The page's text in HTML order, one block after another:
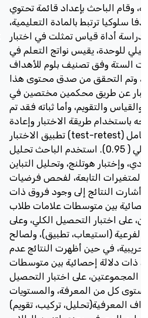
وقام الباحث بإعداد قائمة تحتوي
(64) هدفا سلوكيا ترتبط بالمادة التعليمية،
أداة قياس تمثلت في اختبار
للوحدة، يقيس نواتج التعلم في
الستة وفق تصنيف بلوم للأهداف
وتم التحقق من صدق محتوى هذا
عن طريق محكمين مختصين في
والقياس والتقويم، وأما ثباته فقد تم
باستخدام طريقة الاختبار وإعادة
تطبيق الاختبار (test-retest) حيث بلغ معامل
الثبات الكلي ( 0.95). استخدم الباحث تحليل
وإختبار هوتلنج، وتحليل التباين
المتغيرات التابعة، لفحص فرضيات
وأشارت النتائج إلى وجود فروق ذات
بين متوسطات علامات طلاب
على اختبار التحصيل الكلي، وعلى
الفرعية (استيعاب، تطبيق)، ولصالح
في حين أظهرت النتائج عدم
ذات دلالة إحصائية بين متوسطات
المجموعتين، على اختبار التحصيل
كل من المعرفة، والمستويات
المعرفية(تحليل، تركيب، تقويم)